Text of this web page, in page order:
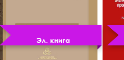
Эл. книга